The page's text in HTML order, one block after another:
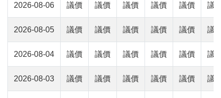
2026-08-06 議價 議價 議價 議價 議價 議
2026-08-05 議價 議價 議價 議價 議價 議
2026-08-04 議價 議價 議價 議價 議價 議
2026-08-03 議價 議價 議價 議價 議價 議